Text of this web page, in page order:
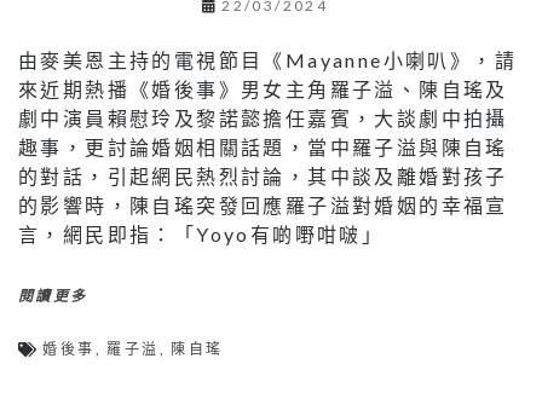
由麥美恩主持的電視節目《Mayanne小喇叭》，請
來近期熱播《婚後事》男女主角羅子溢、陳自瑤及
劇中演員賴慰玲及黎諾懿擔任嘉賓，大談劇中拍攝
趣事，更討論婚姻相關話題，當中羅子溢與陳自瑤
的對話，引起網民熱烈討論，其中談及離婚對孩子
的影響時，陳自瑤突發回應羅子溢對婚姻的幸福宣
言，網民即指：「Yoyo有啲嘢咁啵」
閱讀更多
婚後事 羅子溢 陳自瑤